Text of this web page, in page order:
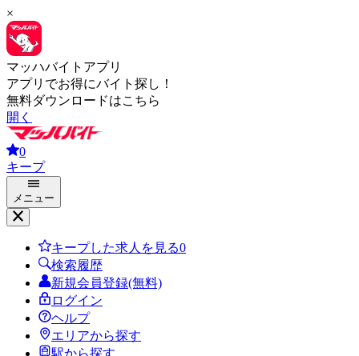
×
マッハバイトアプリ
アプリでお得にバイト探し！
無料ダウンロードはこちら
開く
0
キープ
メニュー
キープした求人を見る0
検索履歴
新規会員登録(無料)
ログイン
ヘルプ
エリアから探す
駅から探す